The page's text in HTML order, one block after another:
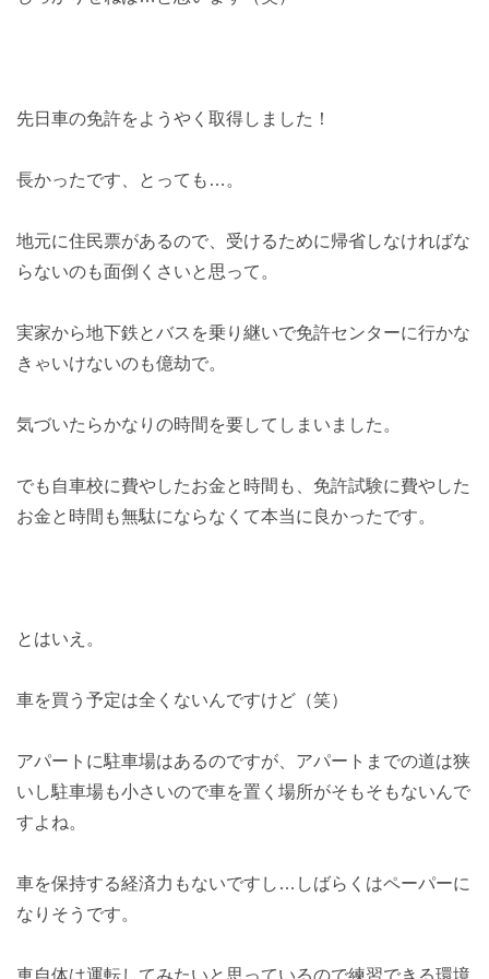
先日車の免許をようやく取得しました！
長かったです、とっても…。
地元に住民票があるので、受けるために帰省しなければな
らないのも面倒くさいと思って。
実家から地下鉄とバスを乗り継いで免許センターに行かな
きゃいけないのも億劫で。
気づいたらかなりの時間を要してしまいました。
でも自車校に費やしたお金と時間も、免許試験に費やした
お金と時間も無駄にならなくて本当に良かったです。
とはいえ。
車を買う予定は全くないんですけど（笑）
アパートに駐車場はあるのですが、アパートまでの道は狭
いし駐車場も小さいので車を置く場所がそもそもないんで
すよね。
車を保持する経済力もないですし…しばらくはペーパーに
なりそうです。